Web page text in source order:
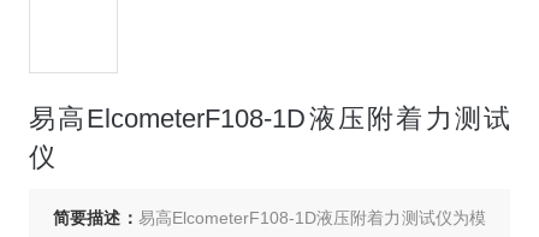
易高ElcometerF108-1D液压附着力测试
仪
简要描述： 易高ElcometerF108-1D液压附着力测试仪为模